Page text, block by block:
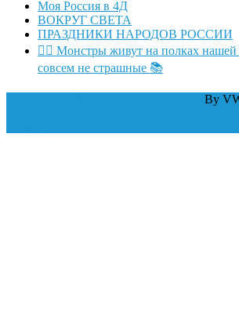
Моя Россия в 4Д
ВОКРУГ СВЕТА
ПРАЗДНИКИ НАРОДОВ РОССИИ
🧛‍♂ Монстры живут на полках
совсем не страшные 📚
By